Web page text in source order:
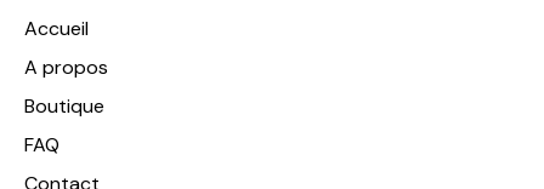
Accueil
A propos
Boutique
FAQ
Contact